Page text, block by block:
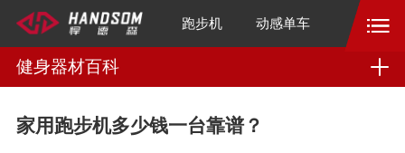
跑步机 动感单车
健身器材百科
家用跑步机多少钱一台靠谱？